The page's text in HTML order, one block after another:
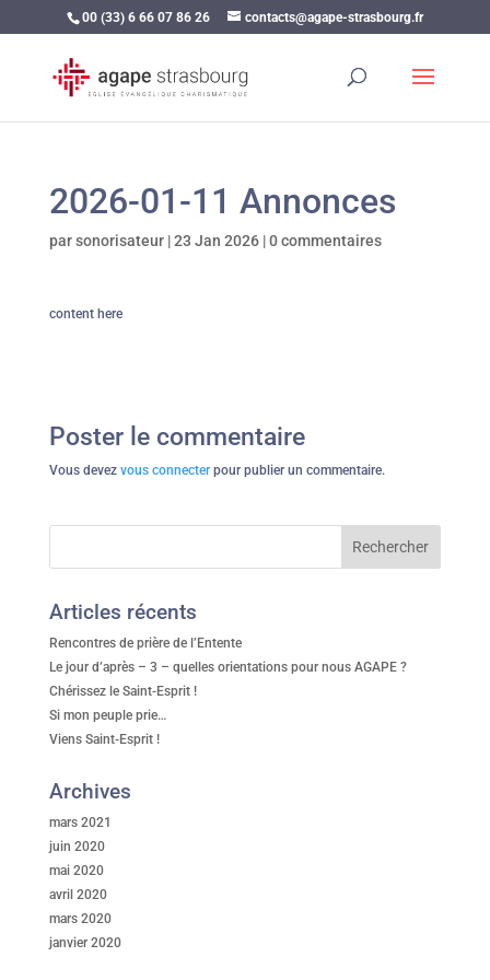
00 (33) 6 66 07 86 26 contacts@agape-strasbourg.fr
2026-01-11 Annonces
parsonorisateur|23 Jan 2026|0 commentaires
content here
Poster le commentaire
Vous devez vous connecterpour publier un commentaire.
Articles récents
Rencontres de prière de l’Entente
Le jour d’après – 3 – quelles orientations pour nous AGAPE ?
Chérissez le Saint-Esprit !
Si mon peuple prie…
Viens Saint-Esprit !
Archives
mars 2021
juin 2020
mai 2020
avril 2020
mars 2020
janvier 2020